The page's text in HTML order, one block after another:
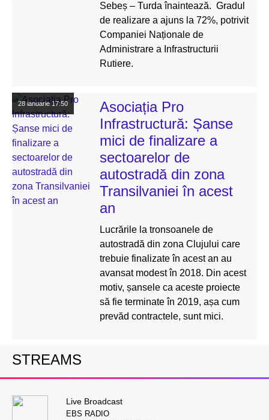
Sebeș – Turda înaintează. Gradul
de realizare a ajuns la 72%, potrivit
Companiei Naționale de
Administrare a Infrastructurii
Rutiere.
28 ianuarie17:50
Asociația Pro
Infrastructură: Șanse
mici de finalizare a
sectoarelor de
autostradă din zona
Transilvaniei în acest
an
Lucrările la tronsoanele de
autostradă din zona Clujului care
trebuie finalizate în acest an au
avansat modest în 2018. Din acest
motiv, șansele ca aceste proiecte
să fie terminate în 2019, așa cum
prevăd contractele, sunt mici.
STREAMS
Live Broadcast
EBS RADIO